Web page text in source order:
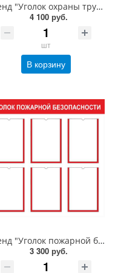
Стенд "Уголок охраны труда-8", 1050х800 мм, пластик 3 мм, карманы
4 100 руб.
шт
В корзину
Стенд "Уголок пожарной безопасности-6", 800х800 мм, карманы, пластик 3 мм
3 300 руб.